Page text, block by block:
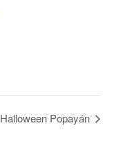
Halloween Popayán